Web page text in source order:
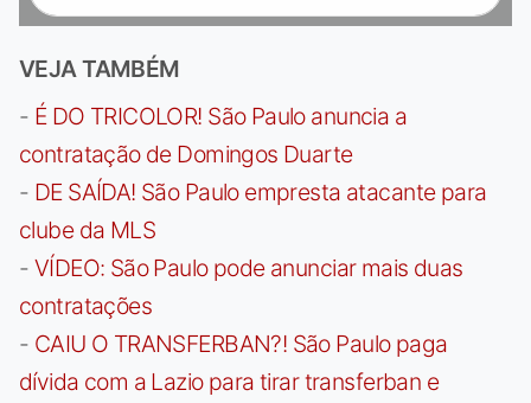
VEJA TAMBÉM
- É DO TRICOLOR! São Paulo anuncia a
contratação de Domingos Duarte
- DE SAÍDA! São Paulo empresta atacante para
clube da MLS
- VÍDEO: São Paulo pode anunciar mais duas
contratações
- CAIU O TRANSFERBAN?! São Paulo paga
dívida com a Lazio para tirar transferban e